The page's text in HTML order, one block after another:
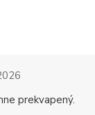
prekvapený.